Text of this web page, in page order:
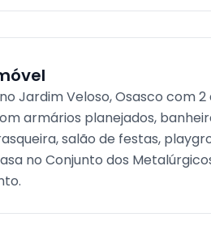
Jardim Veloso, Osasco com
armários planejados,
salão de festas,
no Conjunto dos